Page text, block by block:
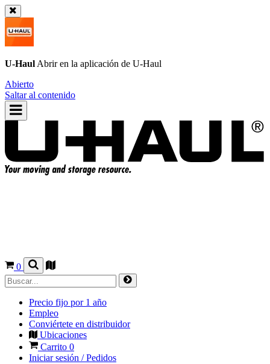
U-Haul Abrir en la aplicación de U-Haul
Abierto
Saltar al contenido
0
Precio fijo por 1 año
Empleo
Conviértete en distribuidor
Ubicaciones
Carrito 0
Iniciar sesión / Pedidos